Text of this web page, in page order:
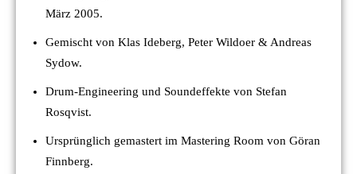
März 2005.
Gemischt von Klas Ideberg, Peter Wildoer & Andreas
Sydow.
Drum-Engineering und Soundeffekte von Stefan
Rosqvist.
Ursprünglich gemastert im Mastering Room von Göran
Finnberg.